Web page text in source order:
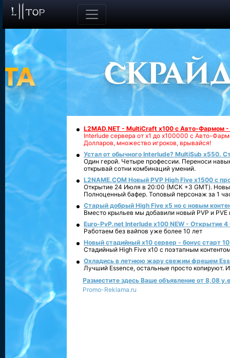
L2MAD.NET - MultiCraft x100 с Авто-Фармом
Interlude сервера от х1 до х100000 с Авто-
Долларов, множество игроков, врывайся!
Устал от обычного Interlude? MultiSub x550.
Один герой. Четыре профессии. Переноси
открывай сотни комбинаций умений.
L2NAME.COM Новый PVP High Five x1500 с
Открытие 24 Июля в 20:00 (МСК +3 GMT).
Полноценный бафер. Топовый персонаж за 1
Старый добрый High Five x5 но с новым
Вместо крыльев мы добавили новый PVP и PVE
Euro-PvP.net Interlude х100 NEW - Открытие 4
Работаем без вайпов уже более 10 лет
Новый стадийный х10 сервер - бонус старт
Стадийный High Five x10 с поэтапным
Охладись в летнюю жару свежим фрешем
Лучший Essence, остальные просто копируют.
Разместите здесь Ваше объявление от 8,08
Promo-Reklama.ru